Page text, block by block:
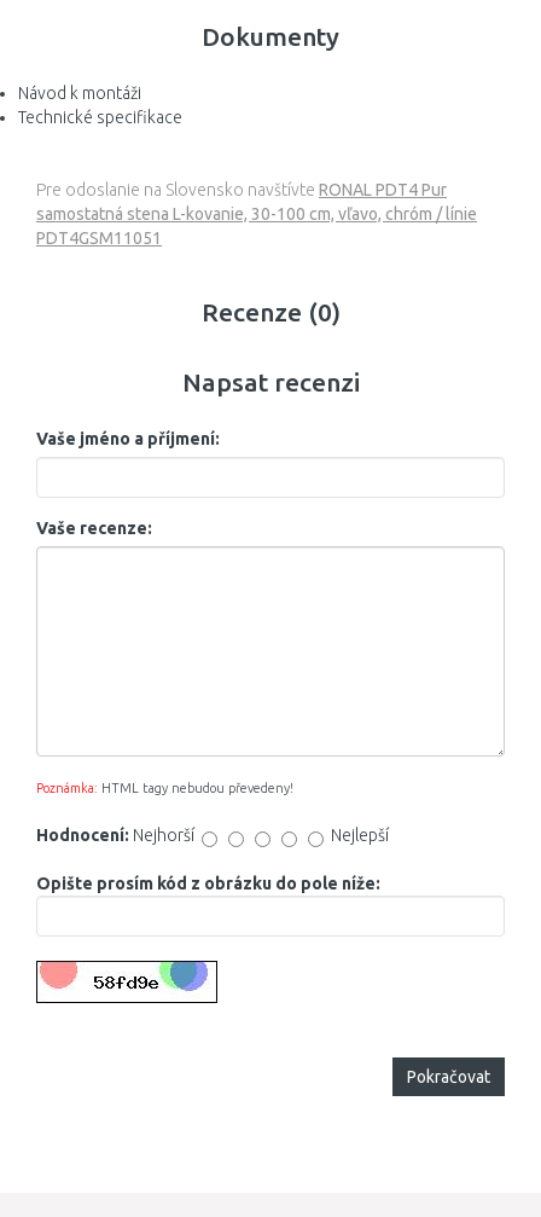
Dokumenty
Návod k montáži
Technické specifikace
Pre odoslanie na Slovensko navštívte RONAL PDT4 Pur
samostatná stena L-kovanie, 30-100 cm, vľavo, chróm / línie
PDT4GSM11051
Recenze (0)
Napsat recenzi
Vaše jméno a příjmení:
Vaše recenze:
Poznámka: HTML tagy nebudou převedeny!
Hodnocení: Nejhorší Nejlepší
Opište prosím kód z obrázku do pole níže:
Pokračovat